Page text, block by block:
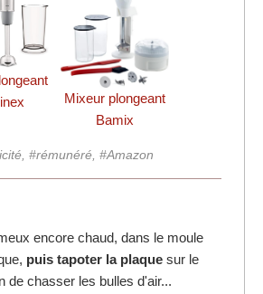
Mixeur plongeant
Bamix
#rémunéré, #Amazon
encore chaud, dans le moule
puis tapoter la plaque sur le
de chasser les bulles d'air...